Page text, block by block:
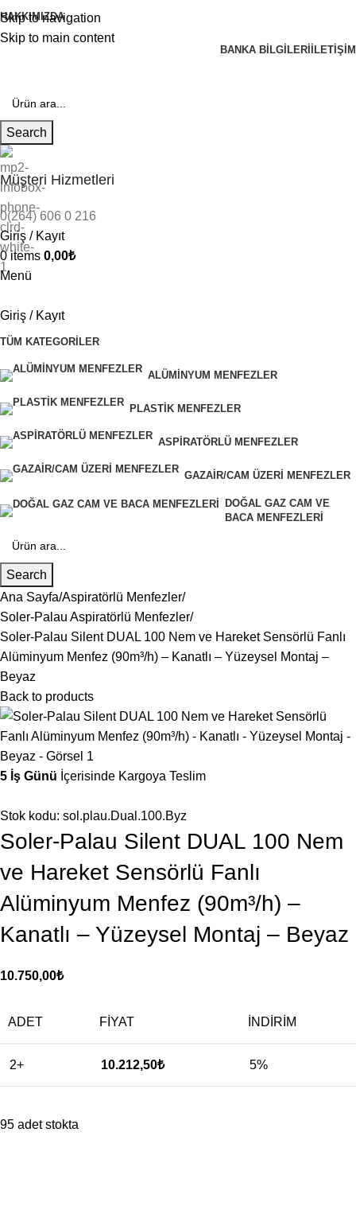
Skip to navigation
Skip to main content
HAKKIMIZDA
BANKA BILGILERI İLETIŞIM
Search
Müşteri Hizmetleri
0(264) 606 0 216
Giriş / Kayıt
0items 0,00₺
Menü
Giriş / Kayıt
TÜM KATEGORILER
ALÜMINYUM MENFEZLER
PLASTIK MENFEZLER
ASPIRATÖRLÜ MENFEZLER
GAZAIR/CAM ÜZERI MENFEZLER
DOĞAL GAZ CAM VE
BACA MENFEZLERI
Search
Ana Sayfa Aspiratörlü Menfezler
Soler-Palau Aspiratörlü Menfezler
Soler-Palau Silent DUAL 100 Nem ve Hareket Sensörlü Fanlı
Alüminyum Menfez (90m³/h) – Kanatlı – Yüzeysel Montaj –
Beyaz
Back to products
5 İş Günü İçerisinde Kargoya Teslim
Stok kodu: sol.plau.Dual.100.Byz
Soler-Palau Silent DUAL 100 Nem
ve Hareket Sensörlü Fanlı
Alüminyum Menfez (90m³/h) –
Kanatlı – Yüzeysel Montaj – Beyaz
10.750,00₺
ADET FIYAT İNDIRIM
2+ 10.212,50₺ 5%
95 adet stokta